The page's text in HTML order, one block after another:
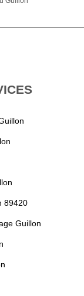
89420
Guillon